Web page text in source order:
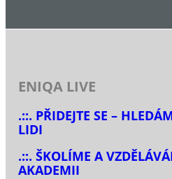
ENIQA LIVE
.::. PŘIDEJTE SE –
LIDI
.::. ŠKOLÍME A
AKADEMII